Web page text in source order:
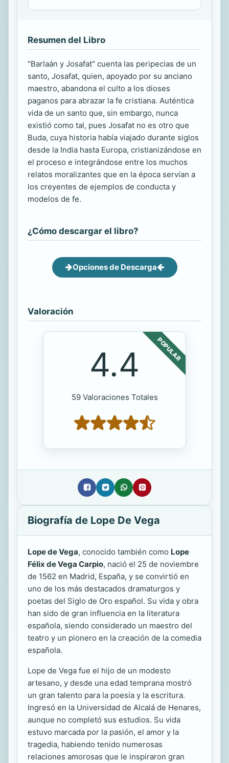
Resumen del Libro
"Barlaán y Josafat" cuenta las peripecias de un
santo, Josafat, quien, apoyado por su anciano
maestro, abandona el culto a los dioses
paganos para abrazar la fe cristiana. Auténtica
vida de un santo que, sin embargo, nunca
existió como tal, pues Josafat no es otro que
Buda, cuya historia había viajado durante siglos
desde la India hasta Europa, cristianizándose en
el proceso e integrándose entre los muchos
relatos moralizantes que en la época servían a
los creyentes de ejemplos de conducta y
modelos de fe.
¿Cómo descargar el libro?
Opciones de Descarga
Valoración
POPULAR
4.4
59 Valoraciones Totales
Biografía de Lope De Vega
Lope de Vega, conocido también como Lope
Félix de Vega Carpio, nació el 25 de noviembre
de 1562 en Madrid, España, y se convirtió en
uno de los más destacados dramaturgos y
poetas del Siglo de Oro español. Su vida y obra
han sido de gran influencia en la literatura
española, siendo considerado un maestro del
teatro y un pionero en la creación de la comedia
española.
Lope de Vega fue el hijo de un modesto
artesano, y desde una edad temprana mostró
un gran talento para la poesía y la escritura.
Ingresó en la Universidad de Alcalá de Henares,
aunque no completó sus estudios. Su vida
estuvo marcada por la pasión, el amor y la
tragedia, habiendo tenido numerosas
relaciones amorosas que le inspiraron gran